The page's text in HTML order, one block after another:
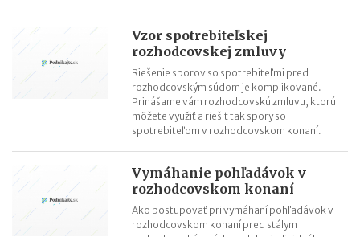
Vzor spotrebiteľskej
rozhodcovskej zmluvy
Riešenie sporov so spotrebiteľmi pred
rozhodcovským súdom je komplikované.
Prinášame vám rozhodcovskú zmluvu, ktorú
môžete využiť a riešiť tak spory so
spotrebiteľom v rozhodcovskom konaní.
Vymáhanie pohľadávok v
rozhodcovskom konaní
Ako postupovať pri vymáhaní pohľadávok v
rozhodcovskom konaní pred stálym